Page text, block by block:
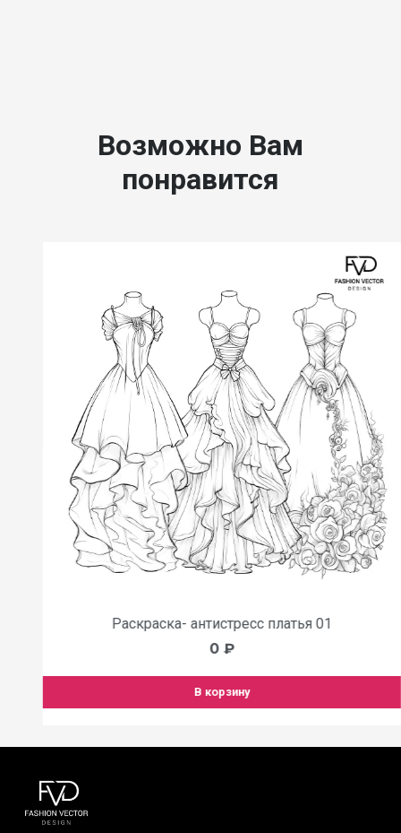
Возможно Вам
понравится
Раскраска- антистресс платья 01
₽
В корзину